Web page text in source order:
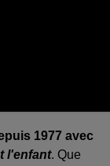
1977 avec
l'enfant. Que